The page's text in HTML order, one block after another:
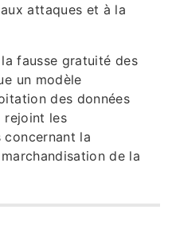
attaques et à la
fausse gratuité des
un modèle
des données
rejoint les
la
de la